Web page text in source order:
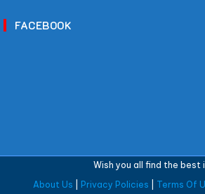
FACEBOOK
Wish you all find the best
About Us
Privacy Policies Terms Of